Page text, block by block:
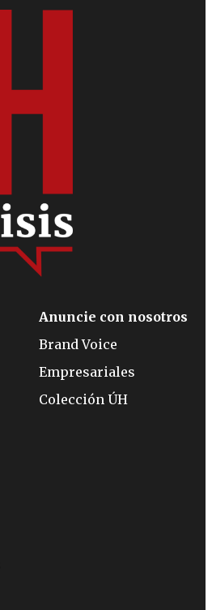
Anuncie con nosotros
Brand Voice
Empresariales
Colección ÚH